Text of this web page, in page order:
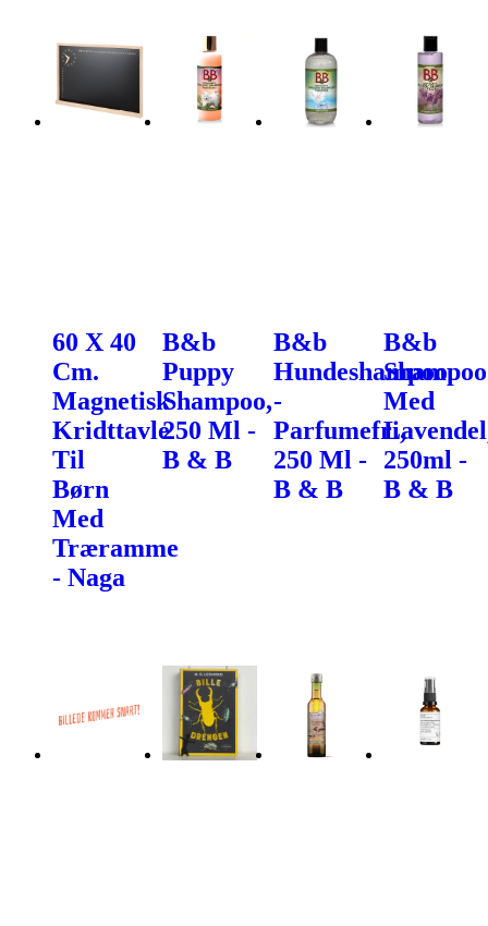
60 X 40
Cm.
Magnetisk
Kridttavle
Til
Børn
Med
Træramme
- Naga
B&b
Puppy
Shampoo,
250 Ml -
B & B
B&b
Hundeshampoo
-
Parfumefri,
250 Ml -
B & B
B&b
Shampoo
Med
250ml -
B & B